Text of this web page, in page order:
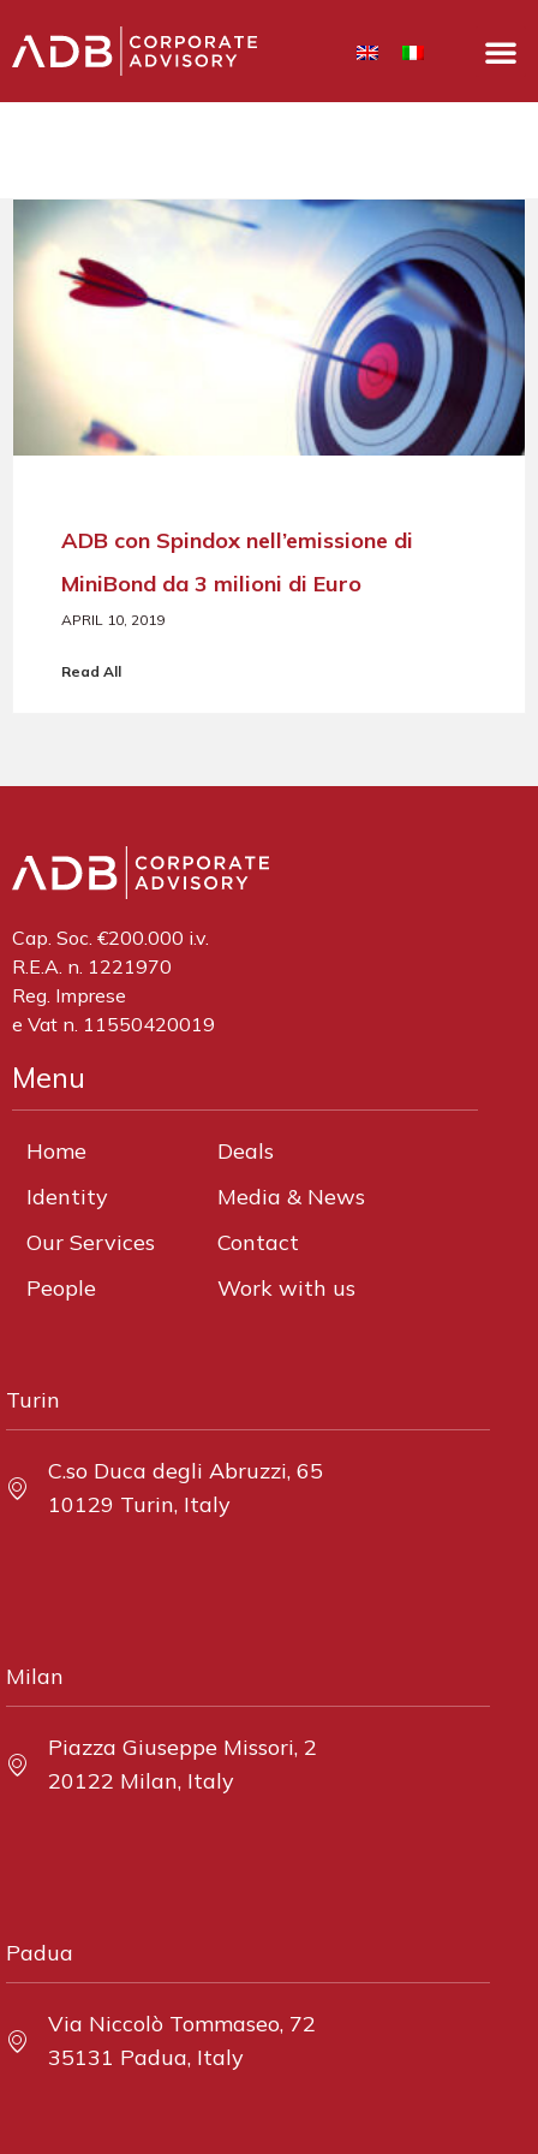
ADB con Spindox nell’emissione di
MiniBond da 3 milioni di Euro
APRIL 10, 2019
Read All
Cap. Soc. €200.000 i.v.
R.E.A. n. 1221970
Reg. Imprese
e Vat n. 11550420019
Menu
Home
Identity
Our Services
People
Deals
Media & News
Contact
Work with us
Turin
C.so Duca degli Abruzzi, 65
10129 Turin, Italy
Milan
Piazza Giuseppe Missori, 2
20122 Milan, Italy
Padua
Via Niccolò Tommaseo, 72
35131 Padua, Italy